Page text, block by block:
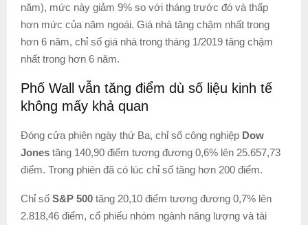
năm), mức này giảm 9% so với tháng trước đó và thấp
hơn mức của năm ngoái. Giá nhà tăng chậm nhất trong
hơn 6 năm, chỉ số giá nhà trong tháng 1/2019 tăng chậm
nhất trong hơn 6 năm.
Phố Wall vẫn tăng điểm dù số liệu kinh tế
không mấy khả quan
Đóng cửa phiên ngày thứ Ba, chỉ số công nghiệp Dow
Jones tăng 140,90 điểm tương đương 0,6% lên 25.657,73
điểm. Trong phiên đã có lúc chỉ số tăng hơn 200 điểm.
Chỉ số S&P 500 tăng 20,10 điểm tương đương 0,7% lên
2.818,46 điểm, cổ phiếu nhóm ngành năng lượng và tài